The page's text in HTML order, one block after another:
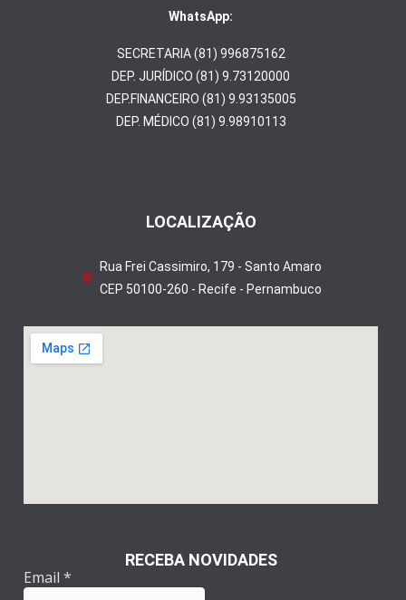
WhatsApp:
SECRETARIA (81) 996875162
DEP. JURÍDICO (81) 9.73120000
DEP.FINANCEIRO (81) 9.93135005
DEP. MÉDICO (81) 9.98910113
LOCALIZAÇÃO
Rua Frei Cassimiro, 179 - Santo Amaro
CEP 50100-260 - Recife - Pernambuco
RECEBA NOVIDADES
Email *